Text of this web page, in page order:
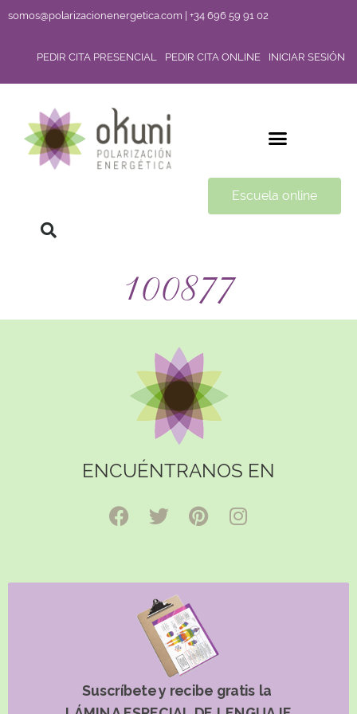
somos@polarizacionenergetica.com | +34 696 59 91 02
PEDIR CITA PRESENCIAL PEDIR CITA ONLINE INICIAR SESIÓN
Escuela online
100877
ENCUÉNTRANOS EN
Suscríbete y recibe gratis la